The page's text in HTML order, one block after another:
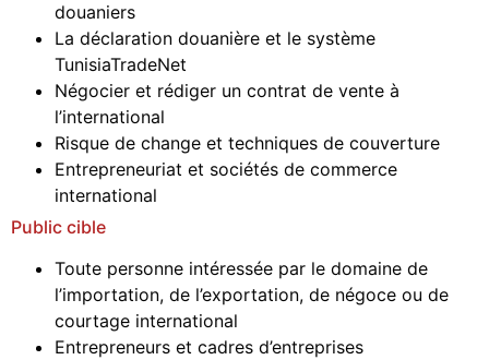
douaniers
La déclaration douanière et le système
TunisiaTradeNet
Négocier et rédiger un contrat de vente à
l’international
Risque de change et techniques de couverture
Entrepreneuriat et sociétés de commerce
international
Public cible
Toute personne intéressée par le domaine de
l’importation, de l’exportation, de négoce ou de
courtage international
Entrepreneurs et cadres d’entreprises